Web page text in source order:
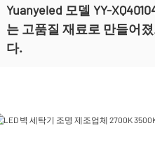
Yuanyeled 모델 YY-
는 고품질 재료로 만들어
다.